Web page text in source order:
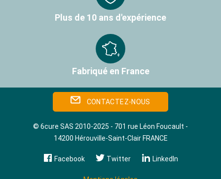
Plus de 10 ans d'expérience
Fabriqué en France
CONTACTEZ-NOUS
© 6cure SAS 2010-2025 - 701 rue Léon Foucault -
14200 Hérouville‑Saint‑Clair FRANCE
Facebook Twitter LinkedIn